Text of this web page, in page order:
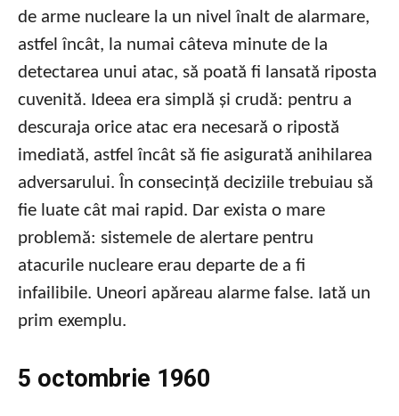
de arme nucleare la un nivel înalt de alarmare,
astfel încât, la numai câteva minute de la
detectarea unui atac, să poată fi lansată riposta
cuvenită. Ideea era simplă și crudă: pentru a
descuraja orice atac era necesară o ripostă
imediată, astfel încât să fie asigurată anihilarea
adversarului. În consecință deciziile trebuiau să
fie luate cât mai rapid. Dar exista o mare
problemă: sistemele de alertare pentru
atacurile nucleare erau departe de a fi
infailibile. Uneori apăreau alarme false. Iată un
prim exemplu.
5 octombrie 1960